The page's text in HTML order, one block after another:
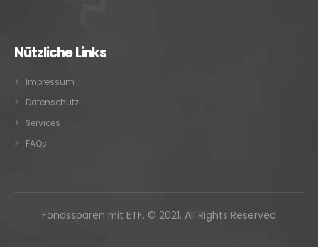
Nützliche Links
Impressum
Datenschutz
Services
FAQs
Fondssparen mit ETF. © 2021. All Rights Reserved